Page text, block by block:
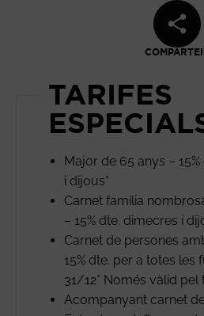
TARIFES
Major de 65 anys –
i dijous*
Carnet família
– 15% dte. dimecres i
Carnet de persones
15% dte. per a totes les
31/12* Només vàlid pel
Acompanyant carnet